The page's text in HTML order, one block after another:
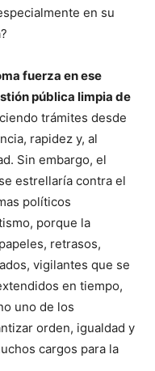
en su
fuerza en ese
pública limpia de
trámites desde
rapidez y, al
Sin embargo, el
estrellaría contra el
políticos
porque la
retrasos,
vigilantes que se
en tiempo,
uno de los
orden, igualdad y
cargos para la